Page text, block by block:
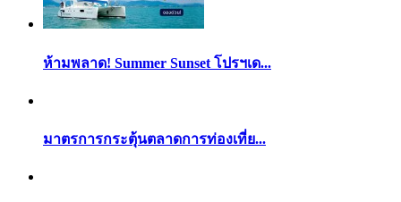
ห้ามพลาด! Summer Sunset โปรฯเด...
มาตรการกระตุ้นตลาดการท่องเที่ย...